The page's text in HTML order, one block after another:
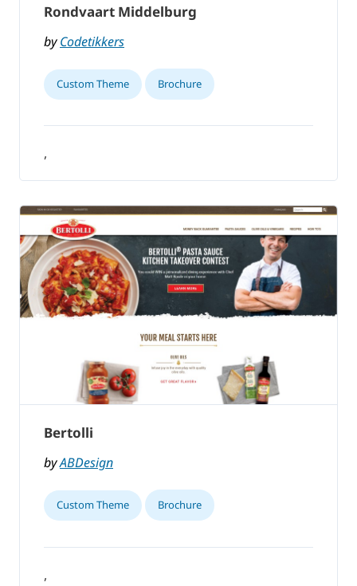
Rondvaart Middelburg
byCodetikkers
Custom Theme Brochure
,
Bertolli
byABDesign
Custom Theme Brochure
,